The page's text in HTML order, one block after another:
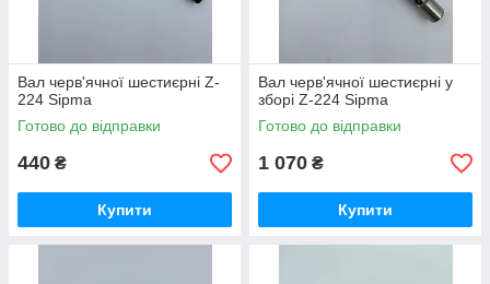
Вал черв'ячної шестиєрні Z-
224 Sipma
Готово до відправки
440 ₴
Купити
Вал черв'ячної шестиєрні у
зборі Z-224 Sipma
Готово до відправки
1 070 ₴
Купити